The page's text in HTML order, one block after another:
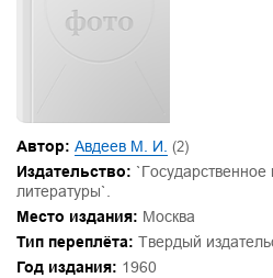
Автор: Авдеев М. И. (2)
Издательство: `Государственное
литературы`.
Место издания: Москва
Тип переплёта: Твердый
Год издания: 1960